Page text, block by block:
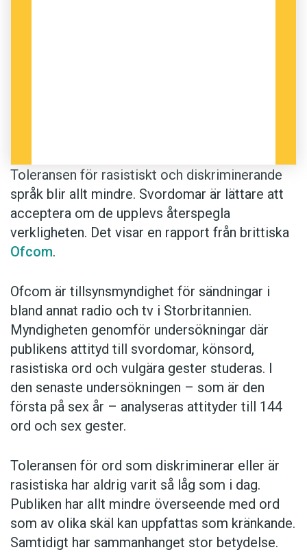
Toleransen för rasistiskt och diskriminerande
språk blir allt mindre. Svordomar är lättare att
acceptera om de upplevs återspegla
verkligheten. Det visar en rapport från brittiska
Ofcom.
Ofcom är tillsynsmyndighet för sändningar i
bland annat radio och tv i Storbritannien.
Myndigheten genomför undersökningar där
publikens attityd till svordomar, könsord,
rasistiska ord och vulgära gester studeras. I
den senaste undersökningen – som är den
första på sex år – analyseras attityder till 144
ord och sex gester.
Toleransen för ord som diskriminerar eller är
rasistiska har aldrig varit så låg som i dag.
Publiken har allt mindre överseende med ord
som av olika skäl kan uppfattas som kränkande.
Samtidigt har sammanhanget stor betydelse.